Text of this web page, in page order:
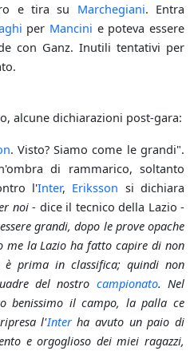
e tira su Marchegiani. Entra
per Mancini e poteva essere
con Ganz. Inutili tentativi per
alcune dichiarazioni post-gara:
. Visto? Siamo come le grandi".
di rammarico, soltanto
l'Inter, Eriksson si dichiara
noi- dice il tecnico della Lazio -
grandi, dopo le prove opache
me la Lazio ha fatto capire di non
è prima in classifica; quindi non
del nostro campionato. Nel
benissimo il campo, la palla ce
l'Interha avuto un paio di
e orgoglioso dei miei ragazzi,